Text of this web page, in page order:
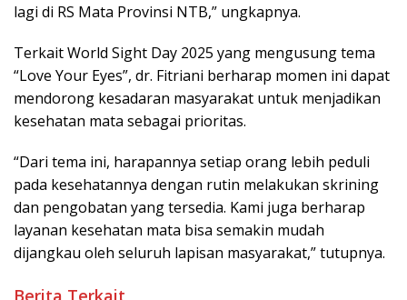
lagi di RS Mata Provinsi NTB,” ungkapnya.
Terkait World Sight Day 2025 yang mengusung tema
“Love Your Eyes”, dr. Fitriani berharap momen ini dapat
mendorong kesadaran masyarakat untuk menjadikan
kesehatan mata sebagai prioritas.
“Dari tema ini, harapannya setiap orang lebih peduli
pada kesehatannya dengan rutin melakukan skrining
dan pengobatan yang tersedia. Kami juga berharap
layanan kesehatan mata bisa semakin mudah
dijangkau oleh seluruh lapisan masyarakat,” tutupnya.
Berita Terkait